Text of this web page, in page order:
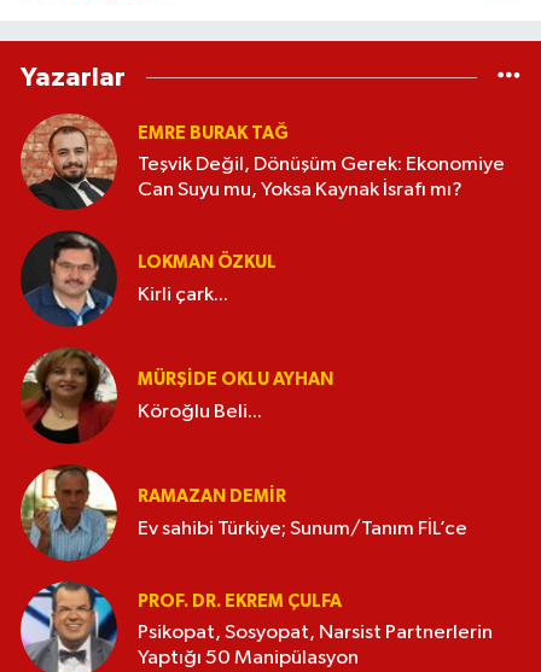
Yazarlar
EMRE BURAK TAĞ
Teşvik Değil, Dönüşüm Gerek: Ekonomiye
Can Suyu mu, Yoksa Kaynak İsrafı mı?
LOKMAN ÖZKUL
Kirli çark...
MÜRŞIDE OKLU AYHAN
Köroğlu Beli...
RAMAZAN DEMİR
Ev sahibi Türkiye; Sunum/Tanım FİL’ce
PROF. DR. EKREM ÇULFA
Psikopat, Sosyopat, Narsist Partnerlerin
Yaptığı 50 Manipülasyon